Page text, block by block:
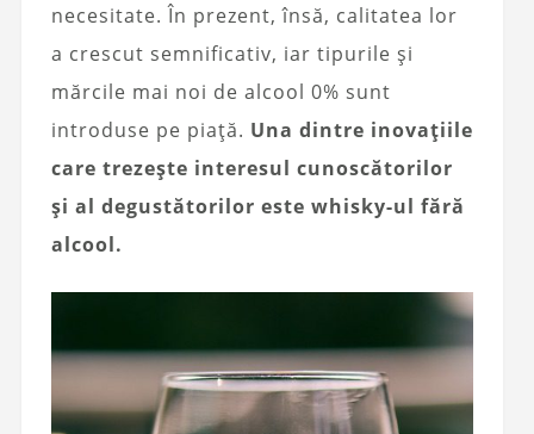
necesitate. În prezent, însă, calitatea lor
a crescut semnificativ, iar tipurile și
mărcile mai noi de alcool 0% sunt
introduse pe piață. Una dintre inovațiile
care trezește interesul cunoscătorilor
și al degustătorilor este whisky-ul fără
alcool.